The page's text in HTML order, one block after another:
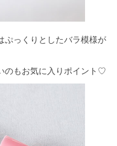
ぷっくりとしたバラ模様が
のもお気に入りポイント♡